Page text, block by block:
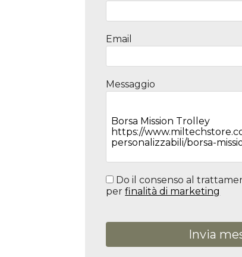
Email
Messaggio
Do il consenso al
perfinalità di marketing
Invia